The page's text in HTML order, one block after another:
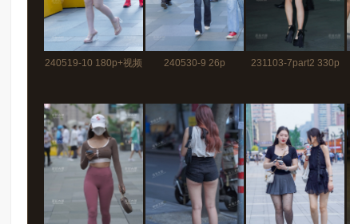
240519-10 180p+视频 240530-9 26p 231103-7part2 330p